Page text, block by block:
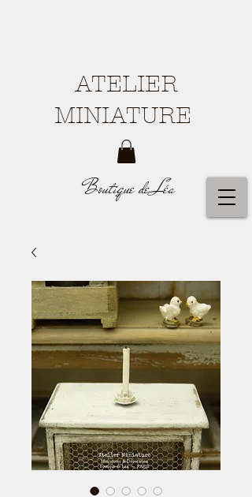
Boutique de Léa
ATELIER
MINIATURE